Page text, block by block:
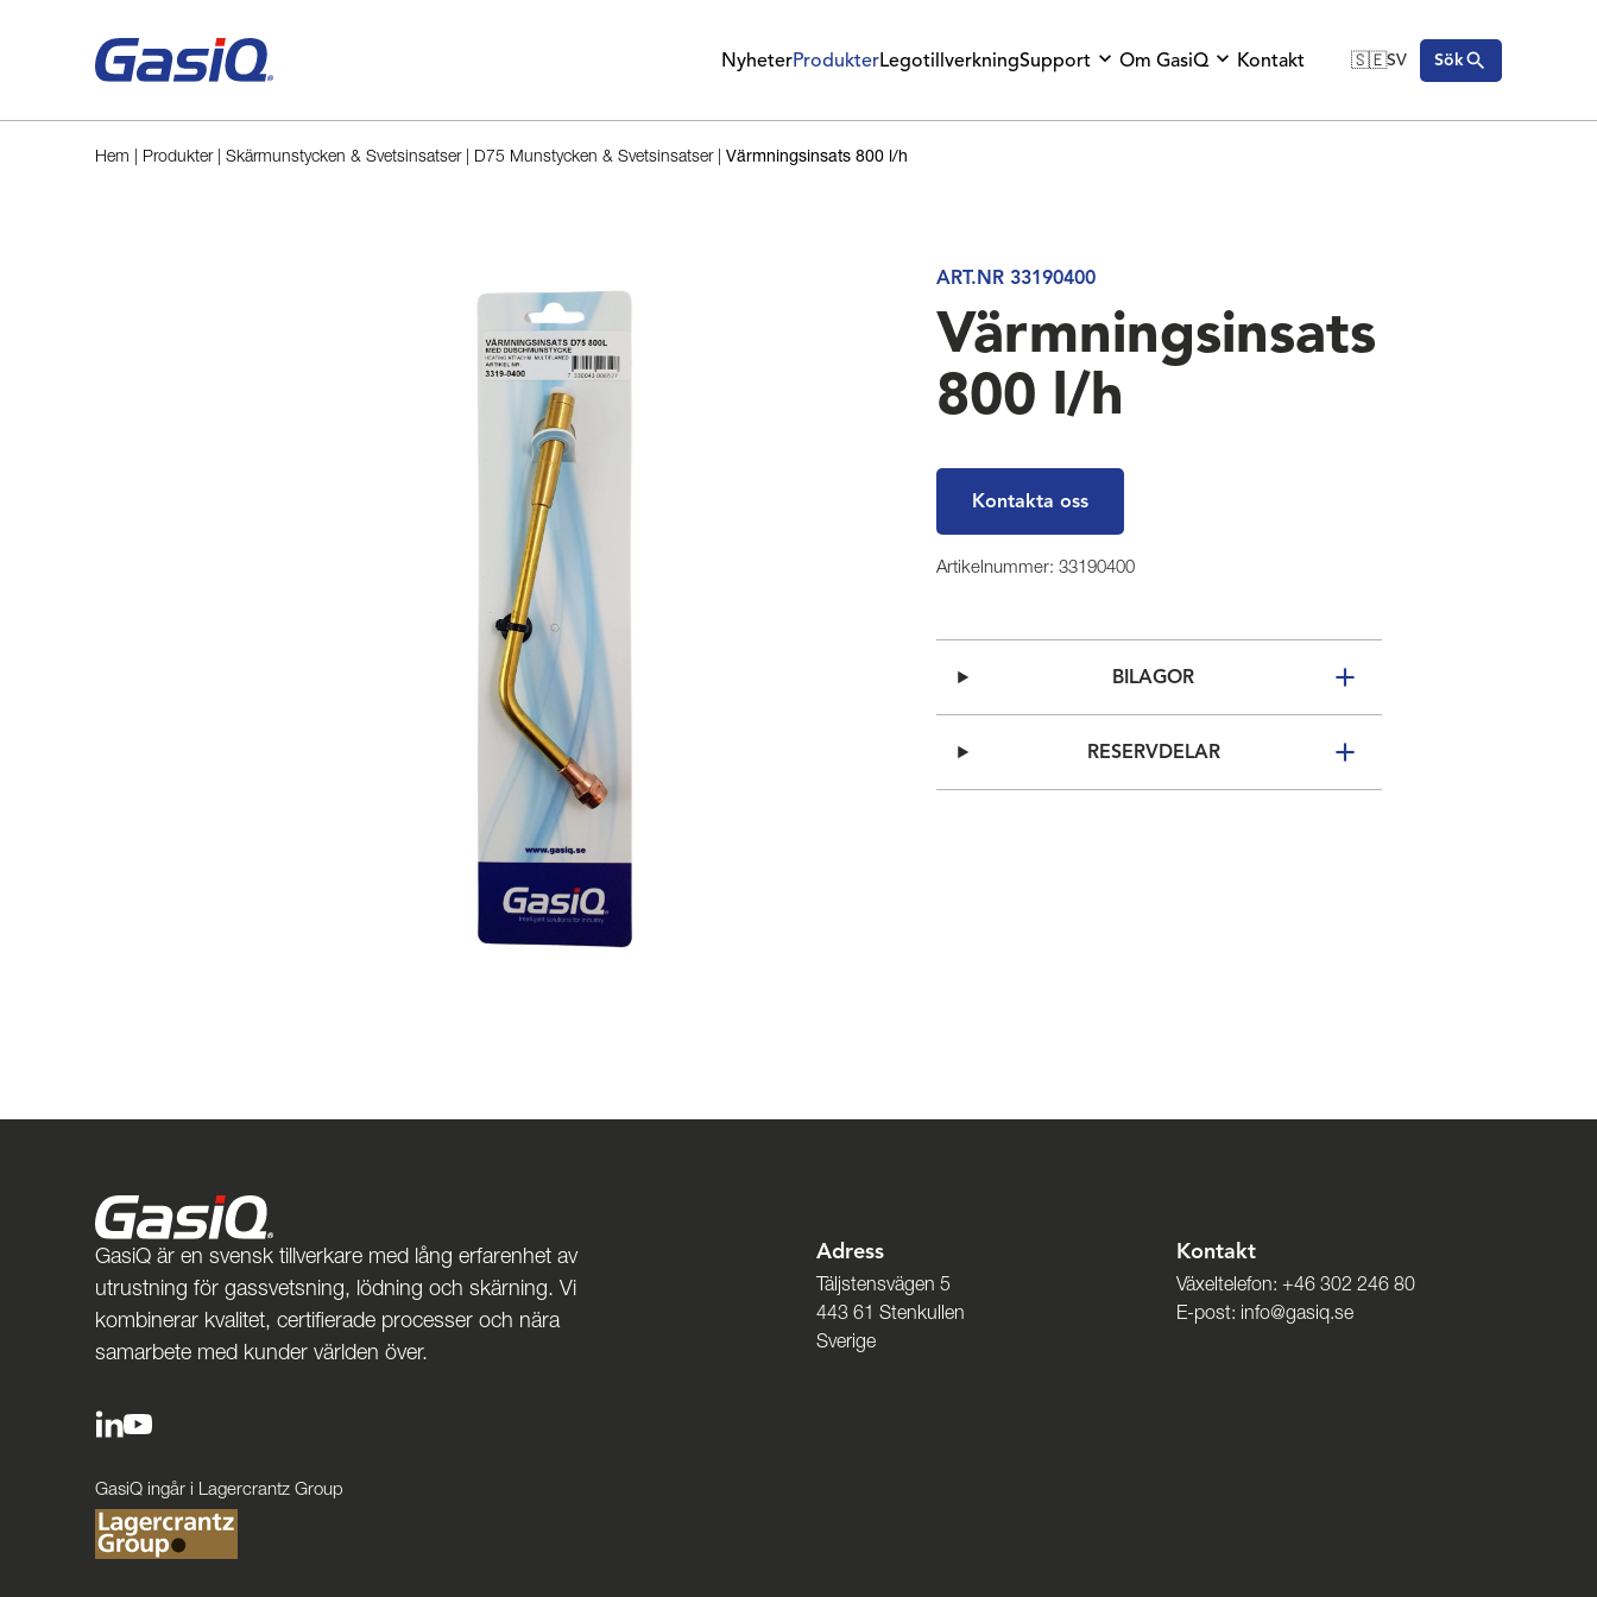
NyheterProdukterLegotillverkningSupport Om GasiQ Kontakt 🇸🇪SV Sök
Hem | Produkter| Skärmunstycken & Svetsinsatser| D75 Munstycken & Svetsinsatser| Värmningsinsats 800 l/h
ART.NR 33190400
Värmningsinsats
800 l/h
Kontakta oss
Artikelnummer: 33190400
BILAGOR
RESERVDELAR
GasiQ är en svensk tillverkare med lång erfarenhet av
utrustning för gassvetsning, lödning och skärning. Vi
kombinerar kvalitet, certifierade processer och nära
samarbete med kunder världen över.
GasiQ ingår i Lagercrantz Group
Adress
Täljstensvägen 5
443 61 Stenkullen
Sverige
Kontakt
Växeltelefon:+46 302 246 80
E-post: info@gasiq.se